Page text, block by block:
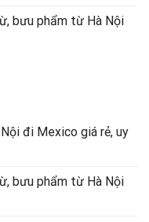
bưu phẩm từ Hà Nội
đi Mexico giá rẻ, uy
bưu phẩm từ Hà Nội